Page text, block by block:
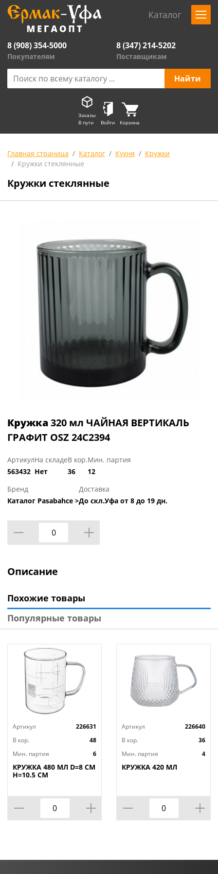
Каталог
8 (908) 354-5000
Покупателям
8 (347) 214-5202
Поставщикам
Заказы
В пути
Войти Корзина
Главная страница Каталог Кухня
Кружки
Кружки стеклянные
Кружки стеклянные
Кружка320 мл ЧАЙНАЯ ВЕРТИКАЛЬ
ГРАФИТ OSZ 24C2394
Артикул
563432
На складе
Нет
В кор.
36
Мин. партия
12
Бренд
Каталог Pasabahce >
Доставка
До скл.Уфа от 8 до 19 дн.
Описание
Похожие товары
Популярные товары
Артикул
226631
В кор.
48
Мин. партия
6
КРУЖКА 480 МЛ D=8 СМ
H=10.5 СМ
Артикул
226640
В кор.
36
Мин. партия
4
КРУЖКА 420 МЛ